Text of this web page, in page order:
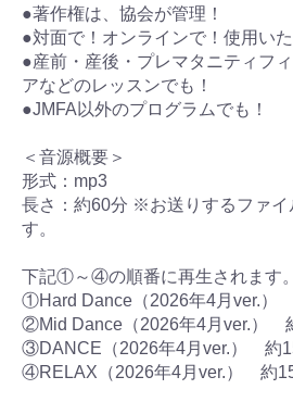
●著作権は、協会が管理！
●対面で！オンラインで！使用いた
●産前・産後・プレマタニティフ
アなどのレッスンでも！
●JMFA以外のプログラムでも！
＜音源概要＞
形式：mp3
長さ：約60分 ※お送りするファイ
す。
下記①～④の順番に再生されます。
①Hard Dance（2026年4月ver.
②Mid Dance（2026年4月ver.）
③DANCE（2026年4月ver.） 約
④RELAX（2026年4月ver.） 約